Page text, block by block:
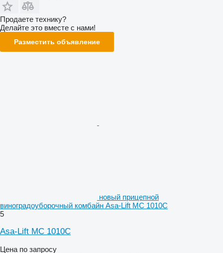
Продаете технику?
Делайте это вместе с нами!
Разместить объявление
новый прицепной
виноградоуборочный комбайн Asa-Lift MC 1010C
5
Asa-Lift MC 1010C
Цена по запросу